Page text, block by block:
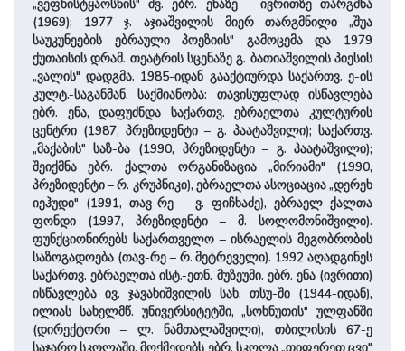
„ვეფხისტყაოსნის" ძვ. ებრ. ენაზე – ივრითზე თარგმნა
(1969); 1977 ჯ. აჯიაშვილის მიერ თარგმნილი „შუა
საუკუნეების ებრაული პოეზიის" გამოცემა და 1979
ქუთაისის დრამ. თეატრის სცენაზე გ. ბათიაშვილის პიესის
„ვალის" დადგმა. 1985-იდან გააქტიურდა საქართვ. ე-ის
კულტ.-საგანმან. საქმიანობა: თავისუფლად ისწავლება
ებრ. ენა, დაფუძნდა საქართვ. ებრაელთა კულტურის
ცენტრი (1987, პრეზიდენტი – გ. პაატაშვილი); საქართვ.
„მაქაბის" საზ-ბა (1990, პრეზიდენტი – გ. პაატაშვილი);
შეიქმნა ებრ. ქალთა ორგანიზაცია „მირიამი" (1990,
პრეზიდენტი – რ. კრუპნიკი), ებრაელთა ასოციაცია „დერეხ
იეჰუდი" (1991, თავ-რე – ვ. ფიჩხაძე), ებრაელ ქალთა
ფონდი (1997, პრეზიდენტი – მ. სოლომონიშვილი).
ფუნქციონირებს საქართველო – ისრაელის მეგობრობის
საზოგადოება (თავ-რე – რ. მეტრეველი). 1992 აღადგინეს
საქართვ. ებრაელთა ისტ.-ეთნ. მუზეუმი. ებრ. ენა (ივრითი)
ისწავლება ივ. ჯავახიშვილის სახ. თსუ-ში (1944-იდან),
ილიას სახელმწ. უნივერსიტეტში, „სოხნუთის" ულფანში
(დირექტორი – ლ. ნამთალაშვილი), თბილისის 67-ე
საჯარო სკოლაში. მოქმედებს ებრ. სკოლა „თიფერეთ ცვი"